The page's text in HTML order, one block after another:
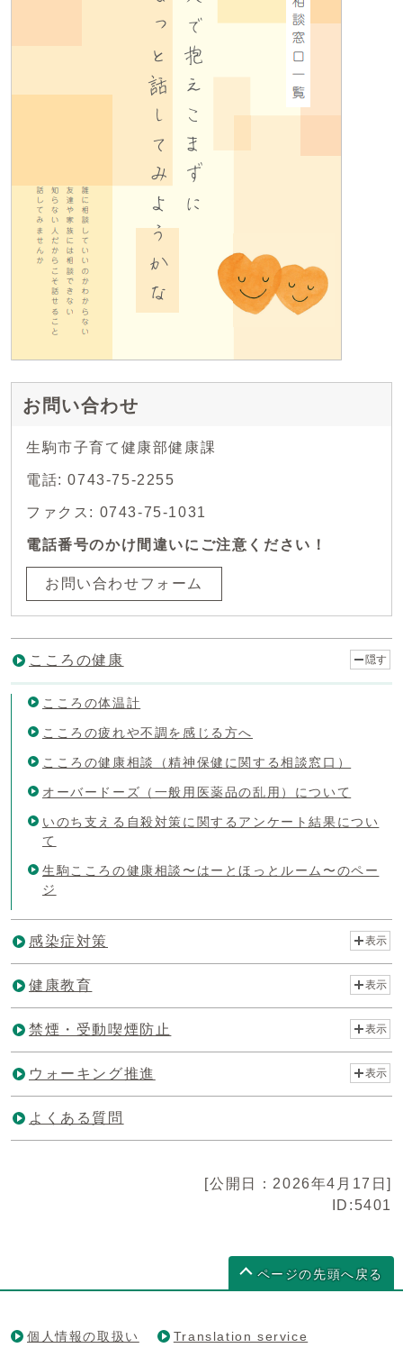
お問い合わせ
生駒市子育て健康部健康課
電話: 0743-75-2255
ファクス: 0743-75-1031
電話番号のかけ間違いにご注意ください！
お問い合わせフォーム
こころの健康 隠す
こころの体温計
こころの疲れや不調を感じる方へ
こころの健康相談（精神保健に関する相談窓口）
オーバードーズ（一般用医薬品の乱用）について
いのち支える自殺対策に関するアンケート結果につい
て
生駒こころの健康相談〜はーとほっとルーム〜のペー
ジ
感染症対策 表示
健康教育 表示
禁煙・受動喫煙防止 表示
ウォーキング推進 表示
よくある質問
[公開日：2026年4月17日]
ID:5401
ページの先頭へ戻る
個人情報の取扱い Translation service